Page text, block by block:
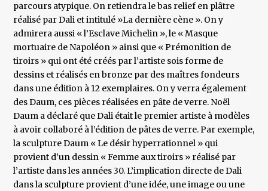
parcours atypique. On retiendra le bas relief en plâtre
réalisé par Dali et intitulé »La dernière cène ». On y
admirera aussi « l’Esclave Michelin », le « Masque
mortuaire de Napoléon » ainsi que « Prémonition de
tiroirs » qui ont été créés par l’artiste sois forme de
dessins et réalisés en bronze par des maîtres fondeurs
dans une édition à 12 exemplaires. On y verra également
des Daum, ces pièces réalisées en pâte de verre. Noël
Daum a déclaré que Dali était le premier artiste à modèles
à avoir collaboré à l’édition de pâtes de verre. Par exemple,
la sculpture Daum « Le désir hyperrationnel » qui
provient d’un dessin « Femme aux tiroirs » réalisé par
l’artiste dans les années 30. L’implication directe de Dali
dans la sculpture provient d’une idée, une image ou une